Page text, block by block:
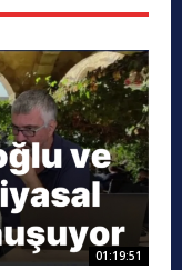
01:19:51